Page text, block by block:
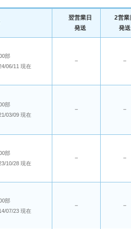
翌営業日
発送
2営業
発送
部
06/11 現在
－ －
部
03/09 現在
－ －
部
10/28 現在
－ －
部
07/23 現在
－ －